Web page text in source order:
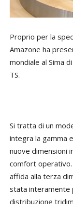
Proprio per la
Amazone ha
mondiale al Sima
TS.
Si tratta di un
integra la gamma
nuove dimensioni
comfort operativo.
affida alla terza
stata interamente
distribuzione